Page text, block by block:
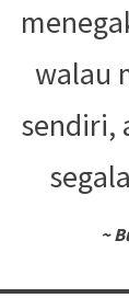
walau
sendiri,
~